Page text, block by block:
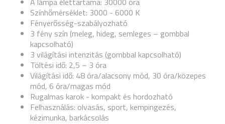
Színhőmérséklet: 3000 - 6000 K
Fényerősség-szabályozható
3 fény szín (meleg, hideg, semleges – gombbal
kapcsolható)
3 világítási intenzitás (gombbal kapcsolható)
Töltési idő: 2,5 – 3 óra
Világítási idő: 48 óra/alacsony mód, 30 óra/közepes
mód, 6 óra/magas mód
Rugalmas karok - kompakt és hordozható
Felhasználás: olvasás, sport, kempingezés,
kézimunka, barkácsolás